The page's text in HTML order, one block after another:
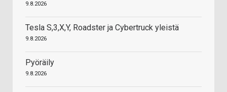
9.8.2026
Tesla S,3,X,Y, Roadster ja Cybertruck yleistä
9.8.2026
Pyöräily
9.8.2026